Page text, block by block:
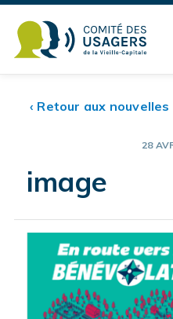
‹ Retour aux nouvelles
28
image